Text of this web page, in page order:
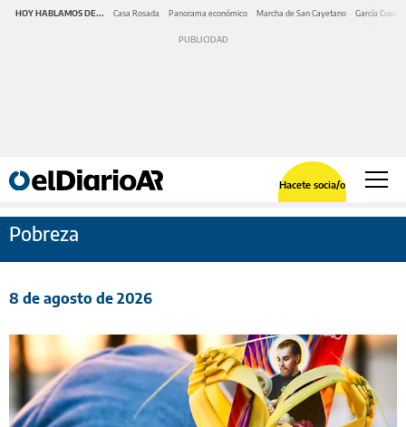
HOY HABLAMOS DE... Casa Rosada Panorama económico Marcha de San Cayetano García Cuerva
Hacete socia/o
Pobreza
8 de agosto de 2026